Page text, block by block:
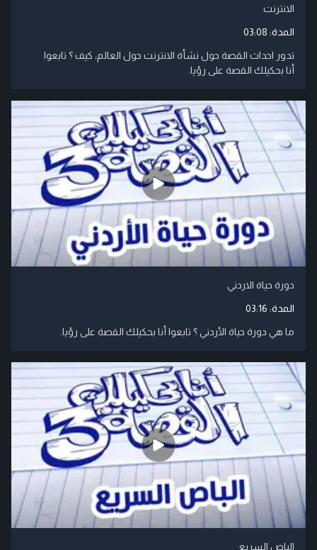
الانترنت
المدة: 03:08
تدور احداث القصة حول نشأة الانترنت حول العالم، كيف ؟ تابعوا
أنا بحكيلك القصة على رؤيا.
دورة حياة الاردني
المدة: 03:16
ما هي دورة حياة الأردني ؟ تابعوا أنا بحكيلك القصة على رؤيا.
الباص السريع